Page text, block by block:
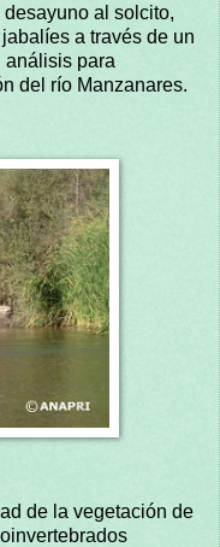
al solcito,
a través de un
análisis para
del río Manzanares.
de la vegetación de